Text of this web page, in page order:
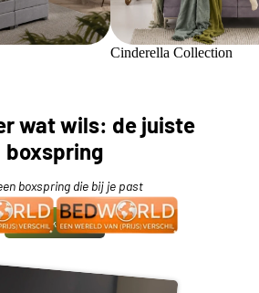
Cinderella Collection
wat wils: de juiste
boxspring
boxspring die bij je past
Bekijk meer